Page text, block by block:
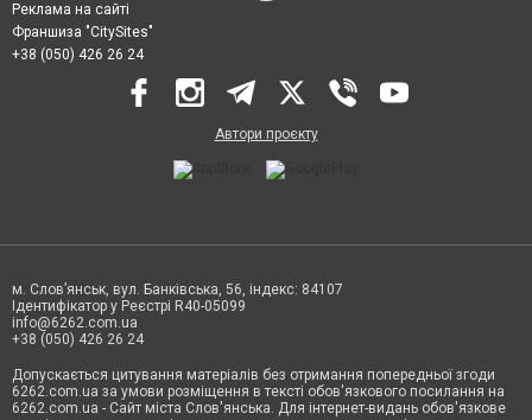
Реклама на сайті
Франшиза "CitySites"
+38 (050) 426 26 24
Автори проєкту
м. Слов’янськ, вул. Банківська, 56, індекс: 84107
Ідентифікатор у Реєстрі R40-05099
info@6262.com.ua
+38 (050) 426 26 24
Допускається цитування матеріалів без отримання попередньої згоди
6262.com.ua за умови розміщення в тексті обов'язкового посилання на
6262.com.ua - Сайт міста Слов'янська. Для інтернет-видань обов'язкове